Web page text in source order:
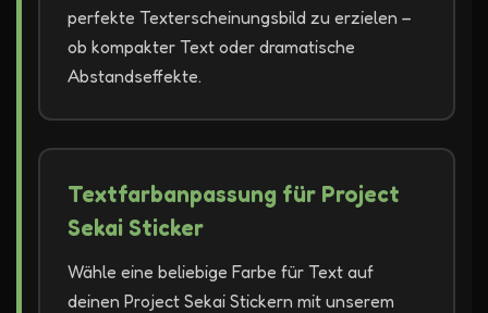
perfekte Texterscheinungsbild zu erzielen –
ob kompakter Text oder dramatische
Abstandseffekte.
Textfarbanpassung für Project
Sekai Sticker
Wähle eine beliebige Farbe für Text auf
deinen Project Sekai Stickern mit unserem